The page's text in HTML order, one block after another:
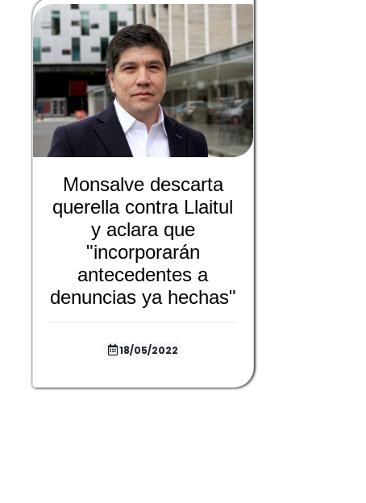
Monsalve descarta
querella contra Llaitul
y aclara que
"incorporarán
antecedentes a
denuncias ya hechas"
18/05/2022